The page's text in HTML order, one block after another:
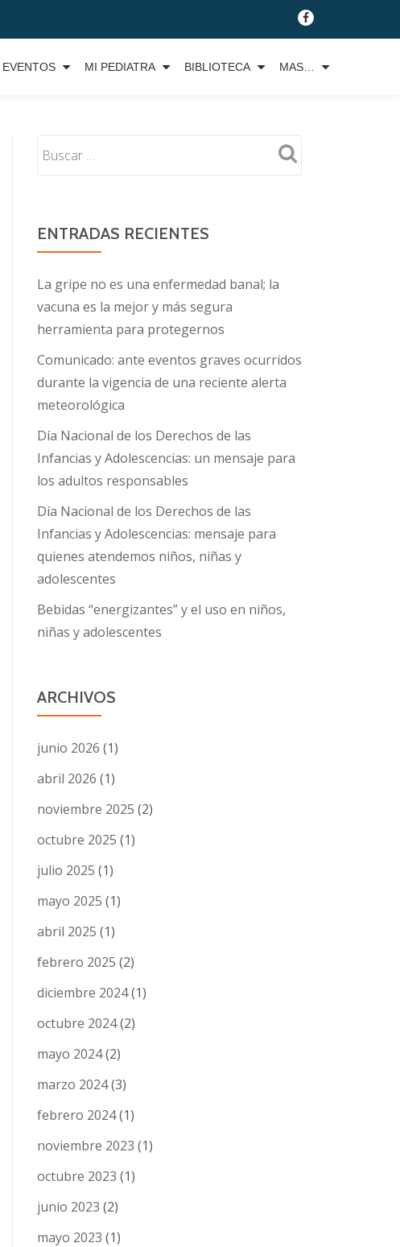
fa-
facebook
EVENTOS MI PEDIATRA BIBLIOTECA MAS…
ENTRADAS RECIENTES
La gripe no es una enfermedad banal; la
vacuna es la mejor y más segura
herramienta para protegernos
Comunicado: ante eventos graves ocurridos
durante la vigencia de una reciente alerta
meteorológica
Día Nacional de los Derechos de las
Infancias y Adolescencias: un mensaje para
los adultos responsables
Día Nacional de los Derechos de las
Infancias y Adolescencias: mensaje para
quienes atendemos niños, niñas y
adolescentes
Bebidas “energizantes” y el uso en niños,
niñas y adolescentes
ARCHIVOS
junio 2026 (1)
abril 2026 (1)
noviembre 2025 (2)
octubre 2025 (1)
julio 2025 (1)
mayo 2025 (1)
abril 2025 (1)
febrero 2025 (2)
diciembre 2024(1)
octubre 2024(2)
mayo 2024(2)
marzo 2024(3)
febrero 2024(1)
noviembre 2023 (1)
octubre 2023 (1)
junio 2023 (2)
mayo 2023 (1)